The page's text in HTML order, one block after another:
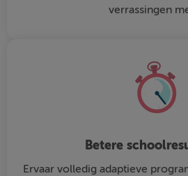
verrassingen
Betere
Ervaar volledig adaptieve